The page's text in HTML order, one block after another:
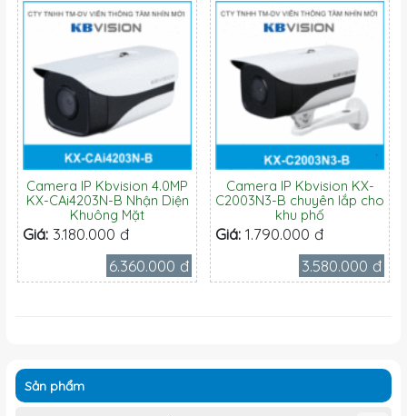
Camera IP Kbvision 4.0MP
KX-CAi4203N-B Nhận Diện
Khuông Mặt
Giá: 3.180.000 đ
6.360.000 đ
Camera IP Kbvision KX-
C2003N3-B chuyên lắp cho
khu phố
Giá: 1.790.000 đ
3.580.000 đ
Sản phẩm